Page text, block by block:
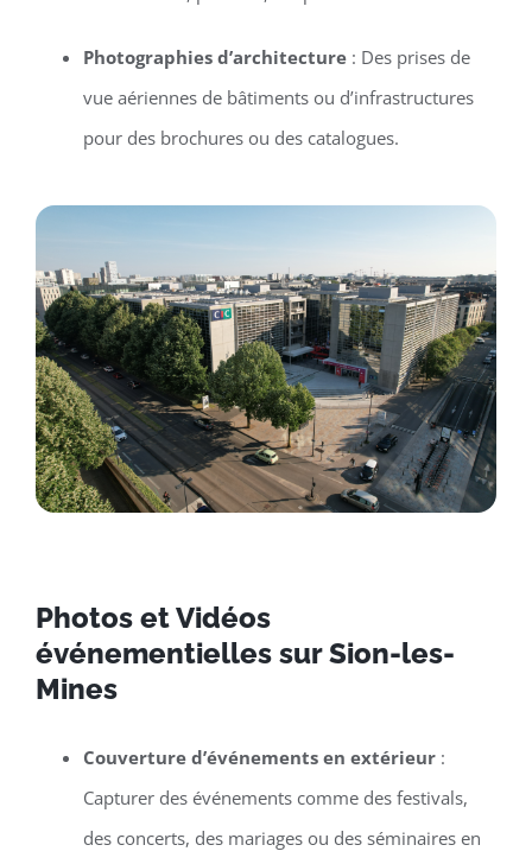
Photographies d’architecture: Des prises de
vue aériennes de bâtiments ou d’infrastructures
pour des brochures ou des catalogues.
Photos et Vidéos
événementielles sur Sion-les-
Mines
Couverture d’événements en extérieur:
Capturer des événements comme des festivals,
des concerts, des mariages ou des séminaires en